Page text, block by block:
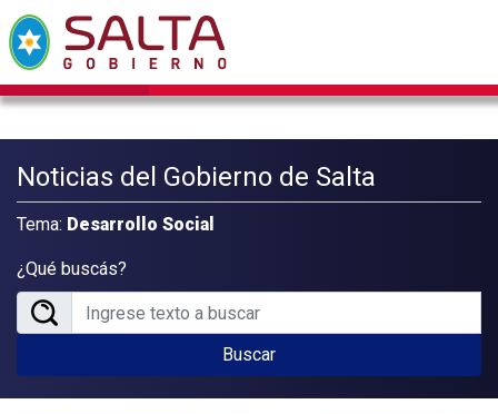
Noticias del Gobierno de Salta
Tema: Desarrollo Social
¿Qué buscás?
Buscar